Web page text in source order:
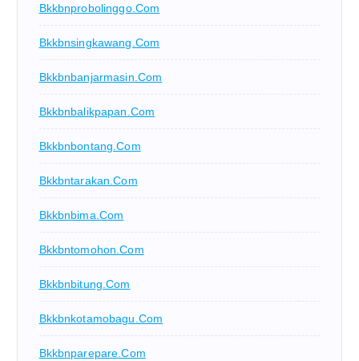
Bkkbnprobolinggo.com
Bkkbnsingkawang.com
Bkkbnbanjarmasin.com
Bkkbnbalikpapan.com
Bkkbnbontang.com
Bkkbntarakan.com
Bkkbnbima.com
Bkkbntomohon.com
Bkkbnbitung.com
Bkkbnkotamobagu.com
Bkkbnparepare.com